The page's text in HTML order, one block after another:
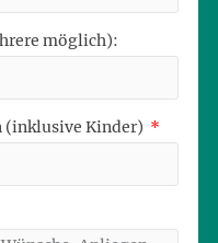
möglich):
(inklusive Kinder)